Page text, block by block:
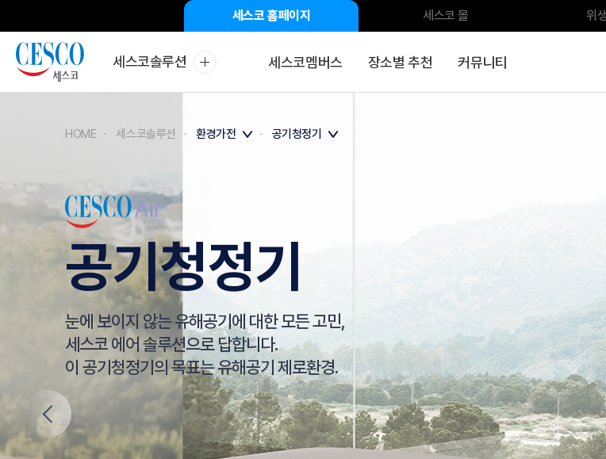
세스코 홈페이지 세스코 몰 위
세스코솔루션 해충방제 바이러스 식품안전 전문클리닝 환경가전
세스코멤버스 장소별 추천 커뮤니티
HOME 세스코솔루션 환경가전 공기청정기
공기청정기
눈에 보이지 않는 유해공기에 대한 모든 고민,
세스코 에어 솔루션으로 답합니다.
이 공기청정기의 목표는 유해공기 제로환경.